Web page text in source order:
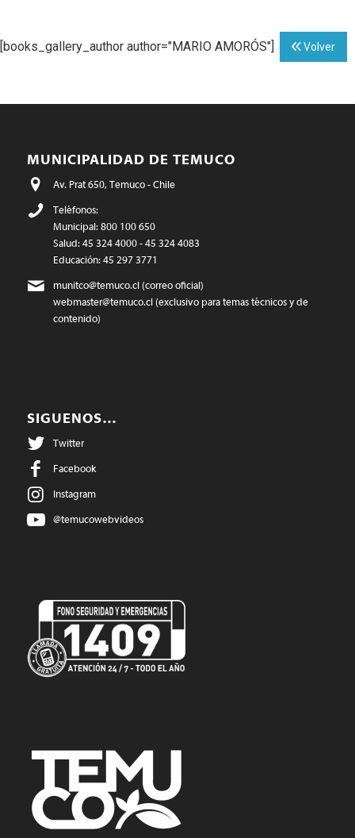
[books_gallery_author author="MARIO AMORÓS"] Volver
MUNICIPALIDAD DE TEMUCO
Av. Prat 650, Temuco - Chile
Teléfonos:
Municipal: 800 100 650
Salud: 45 324 4000 - 45 324 4083
Educación: 45 297 3771
munitco@temuco.cl(correo oficial)
webmaster@temuco.cl(exclusivo para temas técnicos y de
contenido)
SIGUENOS…
Twitter
Facebook
Instagram
@temucowebvideos